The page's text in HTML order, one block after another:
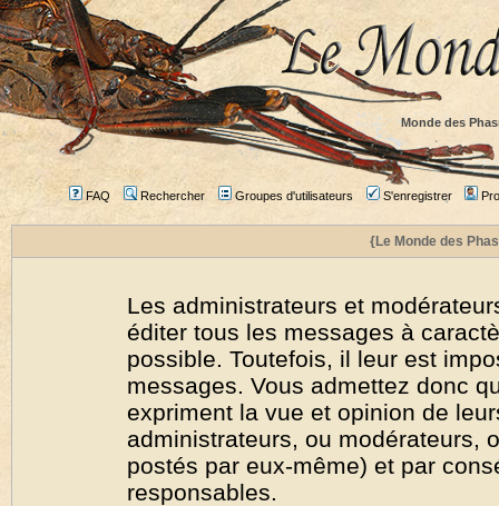
Monde des
FAQ Rechercher Groupes d'utilisateurs S'enregistrer
{Le Monde des
Les administrateurs et
éditer tous les messages à
possible. Toutefois, il leur est
messages. Vous admettez donc
expriment la vue et opinion de
administrateurs, ou modérateurs,
postés par eux-même) et par
responsables.